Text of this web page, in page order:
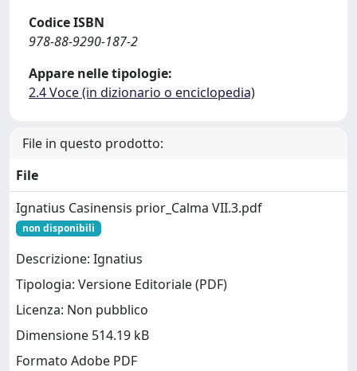
Codice ISBN
978-88-9290-187-2
Appare nelle tipologie:
2.4 Voce (in dizionario o enciclopedia)
File in questo prodotto:
File
Ignatius Casinensis prior_Calma VII.3.pdf
non disponibili
Descrizione: Ignatius
Tipologia: Versione Editoriale (PDF)
Licenza: Non pubblico
Dimensione 514.19 kB
Formato Adobe PDF